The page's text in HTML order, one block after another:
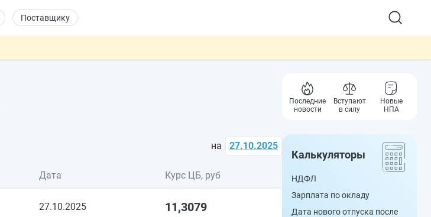
Поставщику
на 27.10.2025
Дата Курс ЦБ, руб
27.10.2025 11,3079
Последние
новости
Вступают
в силу
Новые
НПА
Калькуляторы
НДФЛ
Зарплата по окладу
Дата нового отпуска после